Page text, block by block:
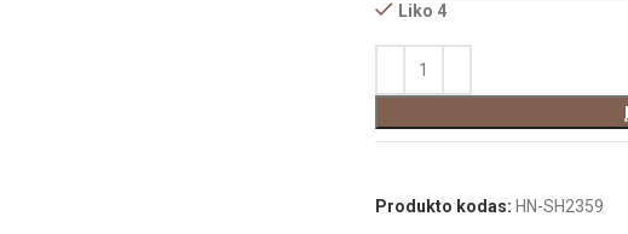
Liko 4
Produkto kodas: HN-SH2359